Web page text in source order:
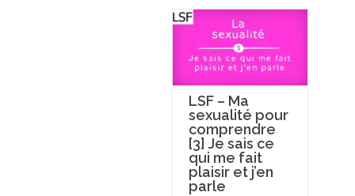
LSF – Ma
sexualité pour
comprendre
[3] Je sais ce
qui me fait
plaisir et j’en
parle